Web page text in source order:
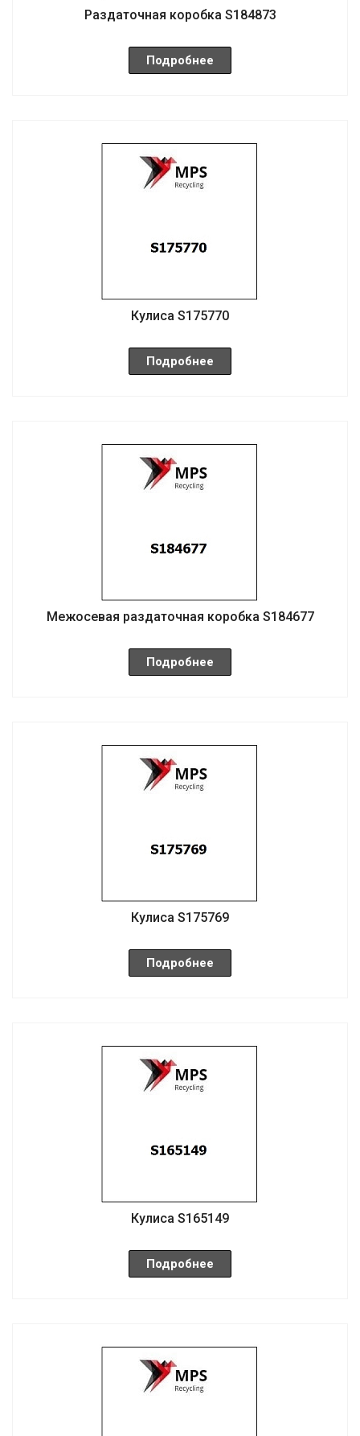
Раздаточная коробка S184873
Подробнее
Кулиса S175770
Подробнее
Межосевая раздаточная коробка S184677
Подробнее
Кулиса S175769
Подробнее
Кулиса S165149
Подробнее